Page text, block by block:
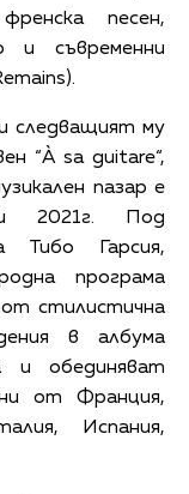
песен,
и съвременни
следващият му
“À sa guitare“,
пазар е
2021г. Под
Тибо Гарсия,
програма
стилистична
в албума
и обединяват
от Франция,
Испания,